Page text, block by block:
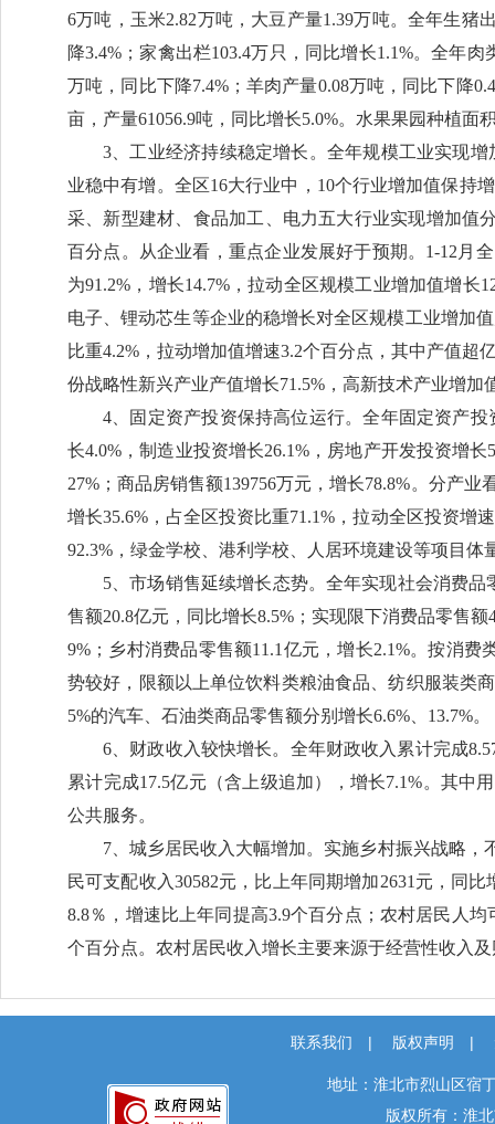
6万吨，玉米2.82万吨，大豆产量1.39万吨。全年生猪
降3.4%；家禽出栏103.4万只，同比增长1.1%。全年
万吨，同比下降7.4%；羊肉产量0.08万吨，同比下降
亩，产量61056.9吨，同比增长5.0%。水果果园种植面
3、工业经济持续稳定增长。全年规模工业实现
业稳中有增。全区16大行业中，10个行业增加值保持
采、新型建材、食品加工、电力五大行业实现增加值
百分点。从企业看，重点企业发展好于预期。1-12月
为91.2%，增长14.7%，拉动全区规模工业增加值增长
电子、锂动芯生等企业的稳增长对全区规模工业增加
比重4.2%，拉动增加值增速3.2个百分点，其中产值
份战略性新兴产业产值增长71.5%，高新技术产业增加
4、固定资产投资保持高位运行。全年固定资产
长4.0%，制造业投资增长26.1%，房地产开发投资增
27%；商品房销售额139756万元，增长78.8%。分产
增长35.6%，占全区投资比重71.1%，拉动全区投资增
92.3%，绿金学校、港利学校、人居环境建设等项目
5、市场销售延续增长态势。全年实现社会消费
售额20.8亿元，同比增长8.5%；实现限下消费品零售
9%；乡村消费品零售额11.1亿元，增长2.1%。按消
势较好，限额以上单位饮料类粮油食品、纺织服装类
5%的汽车、石油类商品零售额分别增长6.6%、13.7%。
6、财政收入较快增长。全年财政收入累计完成
累计完成17.5亿元（含上级追加），增长7.1%。其中
公共服务。
7、城乡居民收入大幅增加。实施乡村振兴战略
民可支配收入30582元，比上年同期增加2631元，同
8.8％，增速比上年同提高3.9个百分点；农村居民人
个百分点。农村居民收入增长主要来源于经营性收入
联系我们 | 版权声明 |
地址：淮北市烈山区宿
版权所有：淮